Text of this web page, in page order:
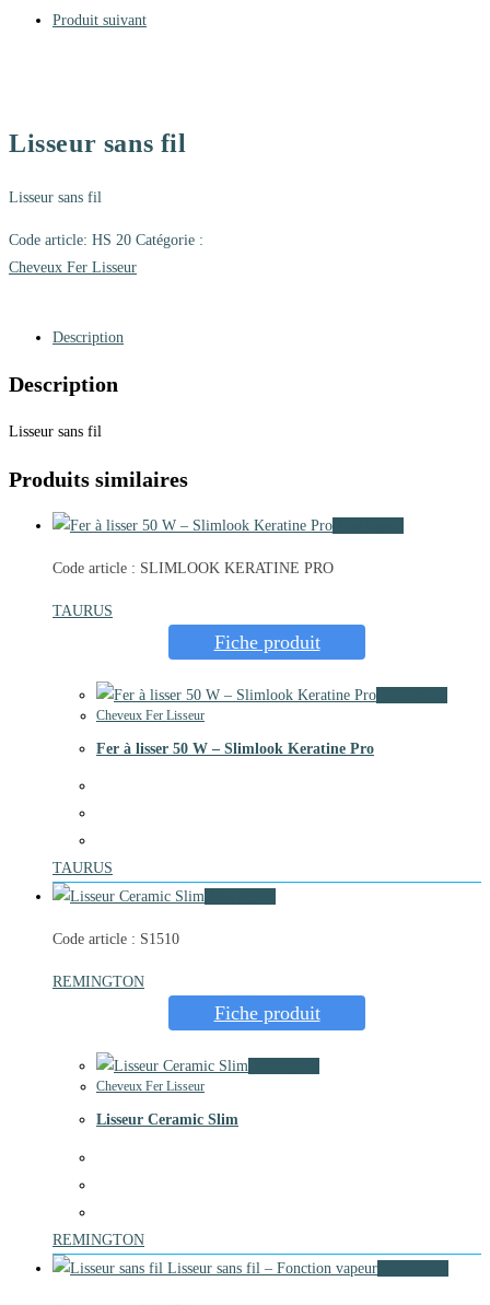
Produit suivant
Lisseur sans fil
Lisseur sans fil
Code article: HS 20 Catégorie :
Cheveux Fer Lisseur
Description
Description
Lisseur sans fil
Produits similaires
Code article : SLIMLOOK KERATINE PRO
TAURUS
Fiche produit
Cheveux Fer Lisseur
Fer à lisser 50 W – Slimlook Keratine Pro
TAURUS
Code article : S1510
REMINGTON
Fiche produit
Cheveux Fer Lisseur
Lisseur Ceramic Slim
REMINGTON